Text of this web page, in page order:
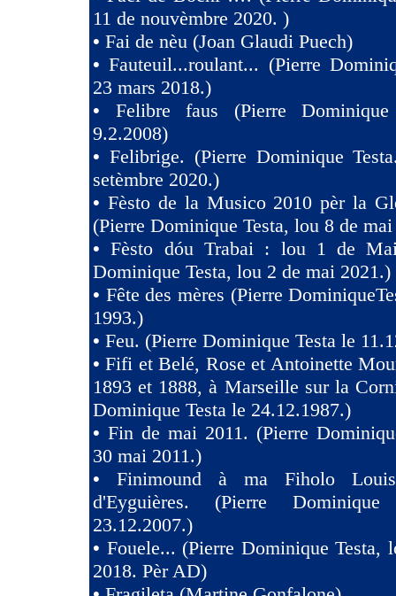
11 de nouvèmbre 2020. )
• Fai de nèu (Joan Glaudi Puech)
•Fauteuil...roulant... (Pierre
23 mars 2018.)
• Felibre faus (Pierre
9.2.2008)
• Felibrige. (Pierre Dominique
setèmbre 2020.)
• Fèsto de la Musico 2010 pèr la
(Pierre Dominique Testa, lou 8 de
•Fèsto dóu Trabai : lou 1 de
Dominique Testa, lou 2 de mai 2021.)
• Fête des mères (Pierre
1993.)
• Feu. (Pierre Dominique Testa le
•Fifi et Belé, Rose et Antoinette
1893 et 1888, à Marseille sur la
Dominique Testa le 24.12.1987.)
• Fin de mai 2011. (Pierre
30 mai 2011.)
• Finimound à ma Fiholo
d'Eyguières. (Pierre
23.12.2007.)
• Fouele... (Pierre Dominique Testa,
2018. Pèr AD)